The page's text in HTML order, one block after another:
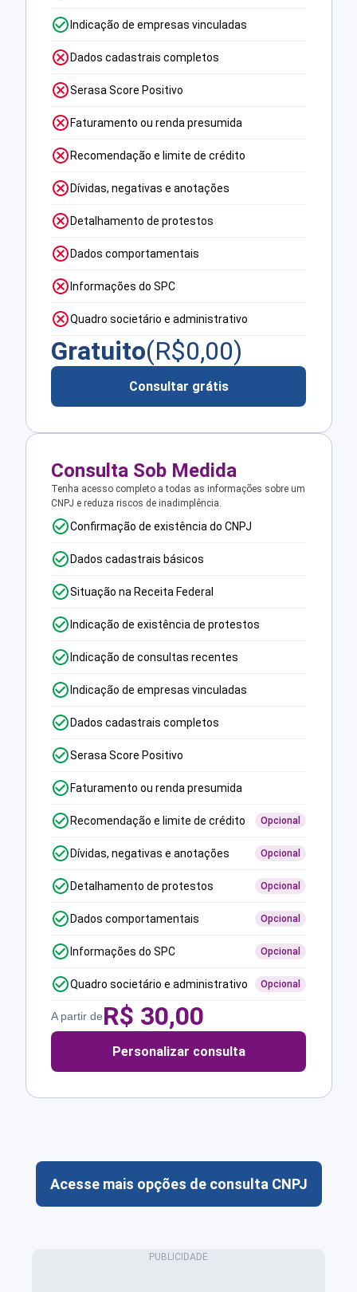
Indicação de empresas vinculadas
Dados cadastrais completos
Serasa Score Positivo
Faturamento ou renda presumida
Recomendação e limite de crédito
Dívidas, negativas e anotações
Detalhamento de protestos
Dados comportamentais
Informações do SPC
Quadro societário e administrativo
Gratuito(R$0,00)
Consultar grátis
Consulta Sob Medida
Tenha acesso completo a todas as informações sobre um
CNPJ e reduza riscos de inadimplência.
Confirmação de existência do CNPJ
Dados cadastrais básicos
Situação na Receita Federal
Indicação de existência de protestos
Indicação de consultas recentes
Indicação de empresas vinculadas
Dados cadastrais completos
Serasa Score Positivo
Faturamento ou renda presumida
Recomendação e limite de crédito Opcional
Dívidas, negativas e anotações Opcional
Detalhamento de protestos Opcional
Dados comportamentais Opcional
Informações do SPC Opcional
Quadro societário e administrativo Opcional
A partir deR$ 30,00
Personalizar consulta
Acesse mais opções de consulta CNPJ